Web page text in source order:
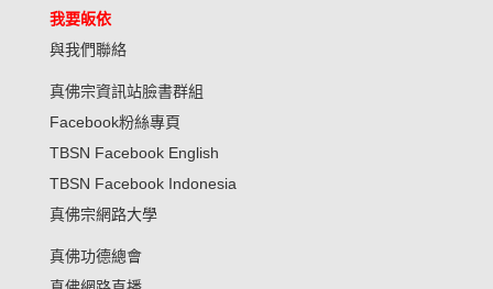
我要皈依
與我們聯絡
真佛宗資訊站臉書群組
Facebook粉絲專頁
TBSN Facebook English
TBSN Facebook Indonesia
真佛宗網路大學
真佛功德總會